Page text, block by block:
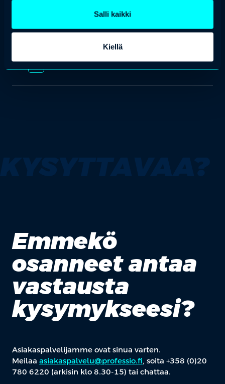
Salli kaikki
Kiellä
Oletko tulossa
Keilaranta 1:een?
add_2
Emmekö
osanneet antaa
vastausta
kysymykseesi?
Asiakaspalvelijamme ovat sinua varten.
Meilaa asiakaspalvelu@professio.fi, soita +358 (0)20
780 6220 (arkisin klo 8.30-15) tai chattaa.